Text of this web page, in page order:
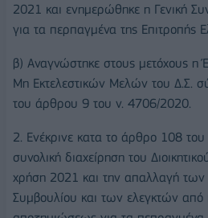
2021 και ενημερώθηκε η Γενική
για τα περπαγμένα της Επιτροπής
β) Αναγνώστηκε στους μετόχους η
Μη Εκτελεστικών Μελών του Δ.Σ.
του άρθρου 9 του ν. 4706/2020.
2. Ενέκρινε κατα το άρθρο 108
συνολική διαχείρηση του
χρήση 2021 και την απαλλαγή των
Συμβουλίου και των ελεγκτών